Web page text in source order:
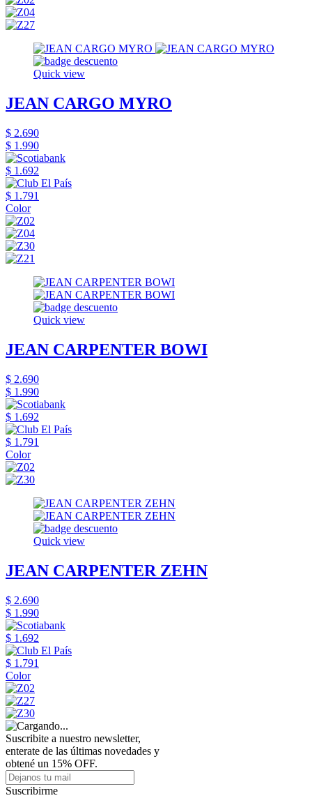
Quick view
JEAN CARGO MYRO
$ 2.690
$ 1.990
$ 1.692
$ 1.791
Color
Quick view
JEAN CARPENTER BOWI
$ 2.690
$ 1.990
$ 1.692
$ 1.791
Color
Quick view
JEAN CARPENTER ZEHN
$ 2.690
$ 1.990
$ 1.692
$ 1.791
Color
Suscribite a nuestro newsletter,
enterate de las últimas novedades y
obtené un 15% OFF.
Suscribirme